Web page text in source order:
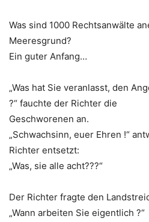
Was sind 1000 Rechtsanwälte
Meeresgrund?
Ein guter Anfang…
„Was hat Sie veranlasst, den
?“ fauchte der Richter die
Geschworenen an.
„Schwachsinn, euer Ehren !“
Richter entsetzt:
„Was, sie alle acht???“
Der Richter fragte den
„Wann arbeiten Sie eigentlich ?“